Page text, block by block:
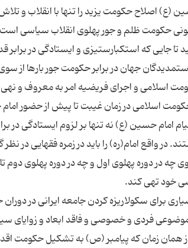
(ع) اصلاح حکومت یزید را تنها با انقلاب و
حکومت ظلم و جور پهلوی انقلاب سیاسی
تا جایی که استکبارستیزی و ایستادگی در برابر
اسلامی و اجرای فریضیه امر به معروف و
اسلامی در زمان غیبت تا پیش از حضور امام
امام حسین (ع) نه تنها بر لزوم ایستادگی در
در واقع امام(ره) را باید در زمره فقهایی
چه در دوره پهلوی اول و چه در دوره پهلوی
برای سکولاریزه کردن جامعه ایرانی در
فردی و خصوصی و فاقد ابعاد و زوایای
زمان که پیامبر (ص) به تشکیل حکومت